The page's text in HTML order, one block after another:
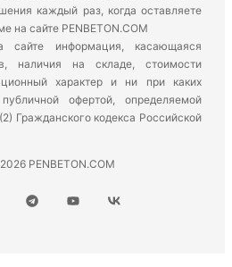
каждый раз, когда оставляете
на сайте PENBETON.COM
сайте информация, касающаяся
наличия на складе, стоимости
характер и ни при каких
офертой, определяемой
Гражданского кодекса Российской
PENBETON.COM